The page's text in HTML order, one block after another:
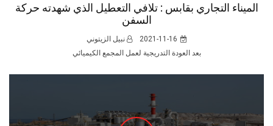
الميناء التجاري بقابس : تلافي التعطيل الذي شهدته حركة
السفن
2021-11-16
نبيل الزيتوني
بعد العودة التدريجية لعمل المجمع الكيميائي